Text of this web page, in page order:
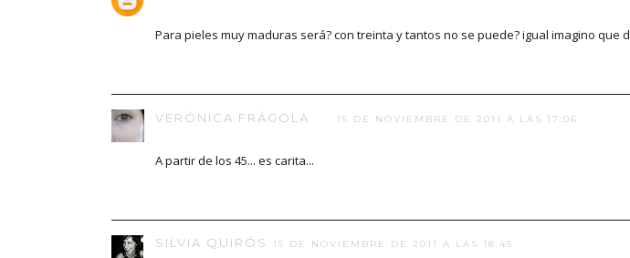
Para pieles muy maduras será? con treinta y tantos no se puede? igual imagino que
VERÓNICA FRÁGOLA 15 DE NOVIEMBRE DE 2011 A LAS 17:06
A partir de los 45... es carita...
SILVIA QUIRÓS 15 DE NOVIEMBRE DE 2011 A LAS 18:45